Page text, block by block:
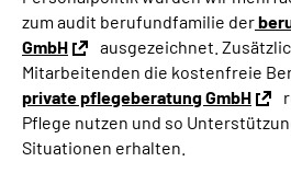
zum audit berufundfamilie der
GmbH
ausgezeichnet.
Mitarbeitenden die kostenfreie
private pflegeberatung GmbH
Pflege nutzen und so
Situationen erhalten.